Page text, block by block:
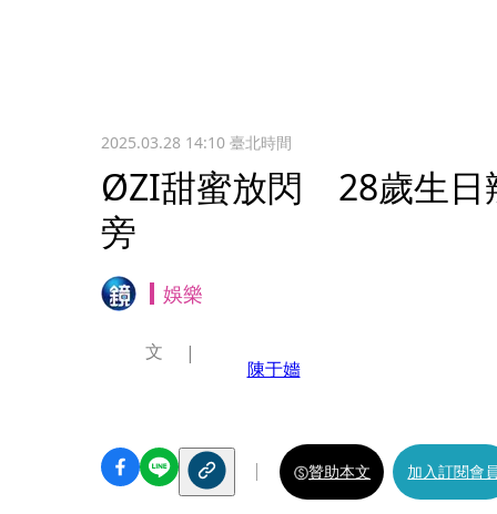
2025.03.28 14:10臺北時間
ØZI甜蜜放閃 28歲生日
旁
娛樂
文
陳于嬙
贊助本文 加入訂閱會